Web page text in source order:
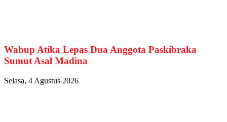
Wabup Atika Lepas Dua Anggota Paskibraka
Sumut Asal Madina
Selasa, 4 Agustus 2026